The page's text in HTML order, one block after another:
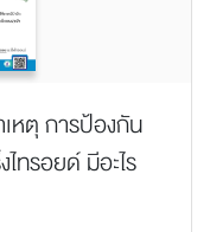
หตุ การป้องกัน
ทรอยด์ มีอะไร